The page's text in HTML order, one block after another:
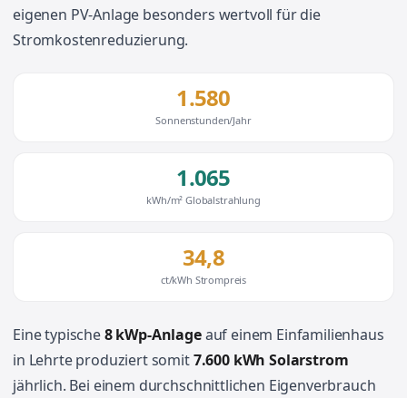
eigenen PV-Anlage besonders wertvoll für die
Stromkostenreduzierung.
1.580
Sonnenstunden/Jahr
1.065
kWh/m² Globalstrahlung
34,8
ct/kWh Strompreis
Eine typische8 kWp-Anlageauf einem Einfamilienhaus
in Lehrte produziert somit7.600 kWh Solarstrom
jährlich. Bei einem durchschnittlichen Eigenverbrauch